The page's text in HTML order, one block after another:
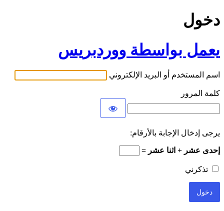
دخول
يعمل بواسطة ووردبريس
اسم المستخدم أو البريد الإلكتروني
كلمة المرور
يرجى إدخال الإجابة بالأرقام:
إحدى عشر + اثنا عشر =
تذكرني